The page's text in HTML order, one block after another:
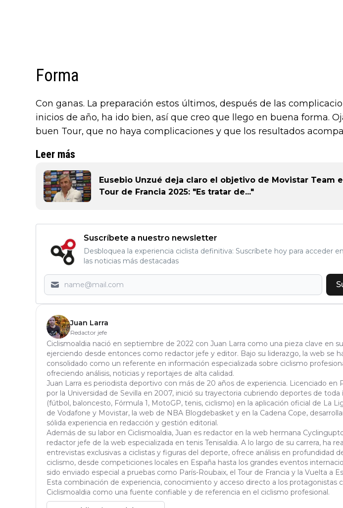
Forma
Con ganas. La preparación estos últimos, después de las
inicios de año, ha ido bien, así que creo que llego en buena forma.
buen Tour, que no haya complicaciones y que los resultados
Leer más
Eusebio Unzué deja claro el objetivo de Movistar Team
Tour de Francia 2025: "Es tratar de..."
Suscríbete a nuestro newsletter
Desbloquea la experiencia ciclista definitiva: Suscríbete hoy para acceder
las noticias más destacadas
Juan Larra
Redactor jefe
Ciclismoaldia nació en septiembre de 2022 con Juan Larra como una pieza clave en
ejerciendo desde entonces como redactor jefe y editor. Bajo su liderazgo, la web se
consolidado como un referente en información especializada sobre ciclismo
ofreciendo análisis, noticias y reportajes de alta calidad.
Juan Larra es periodista deportivo con más de 20 años de experiencia. Licenciado en
por la Universidad de Sevilla en 2007, inició su trayectoria cubriendo deportes de toda
(fútbol, baloncesto, Fórmula 1, MotoGP, tenis, ciclismo) en la aplicación oficial de La
de Vodafone y Movistar, la web de NBA Blogdebasket y en la Cadena Cope,
sólida experiencia en redacción y gestión editorial.
Además de su labor en Ciclismoaldia, Juan es redactor en la web hermana
redactor jefe de la web especializada en tenis Tenisaldia. A lo largo de su carrera, ha
entrevistas exclusivas a ciclistas y figuras del deporte, ofrece análisis en profundidad
ciclismo, desde competiciones locales en España hasta los grandes eventos
sido enviado especial a pruebas como París-Roubaix, el Tour de Francia y la Vuelta a
Esta combinación de experiencia, conocimiento y acceso directo a los protagonistas
Ciclismoaldia como una fuente confiable y de referencia en el ciclismo profesional.